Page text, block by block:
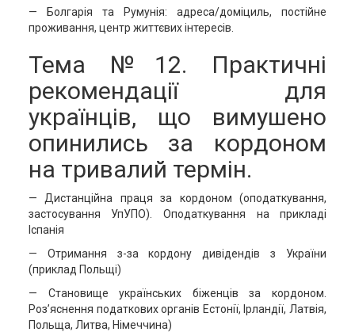
— Болгарія та Румунія: адреса/доміциль, постійне
проживання, центр життєвих інтересів.
Тема №12. Практичні
рекомендації для
українців, що вимушено
опинились за кордоном
на тривалий термін.
— Дистанційна праця за кордоном (оподаткування,
застосування УпУПО). Оподаткування на прикладі
Іспанія
— Отримання з-за кордону дивідендів з України
(приклад Польщі)
— Становище українських біженців за кордоном.
Роз’яснення податкових органів Естонії, Ірландії, Латвія,
Польща, Литва, Німеччина)